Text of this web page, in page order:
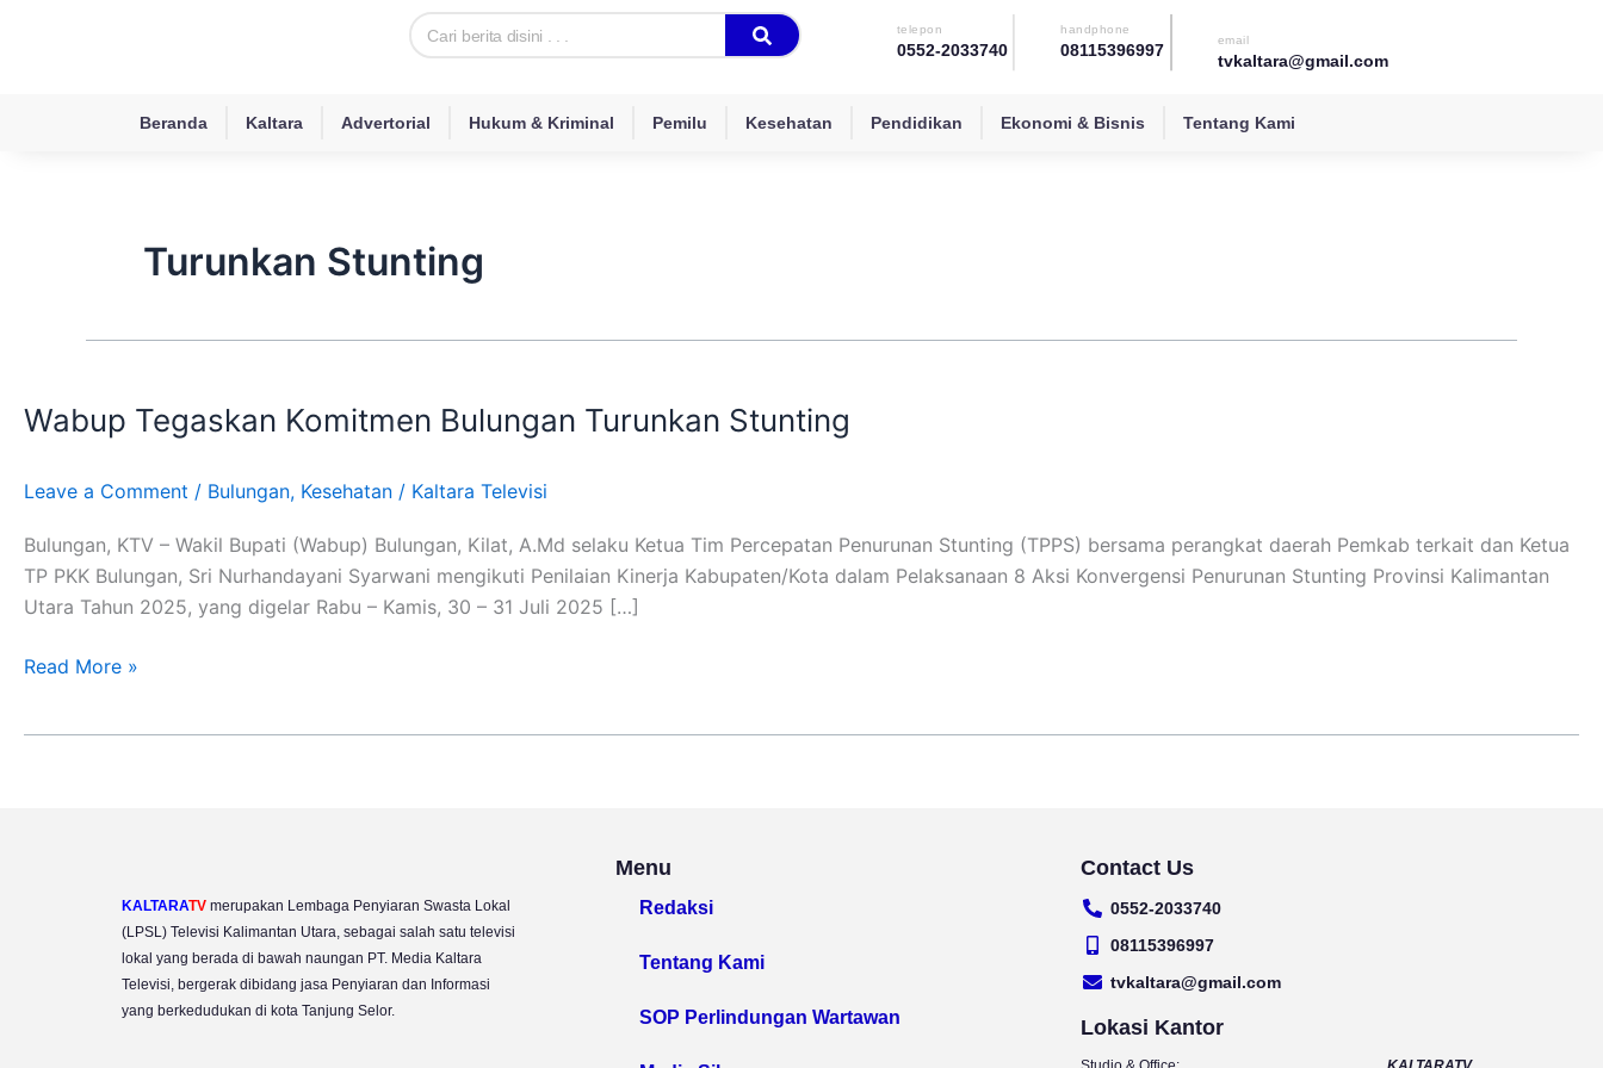
Search telepon
0552-2033740
handphone
08115396997
email
tvkaltara@gmail.com
Beranda Kaltara Advertorial Hukum & Kriminal Pemilu Kesehatan Pendidikan Ekonomi & Bisnis Tentang Kami
Turunkan Stunting
Wabup Tegaskan Komitmen Bulungan Turunkan Stunting
Leave a Comment / Bulungan, Kesehatan / Kaltara Televisi
Bulungan, KTV – Wakil Bupati (Wabup) Bulungan, Kilat, A.Md selaku Ketua Tim Percepatan Penurunan Stunting (TPPS) bersama perangkat daerah Pemkab terkait dan Ketua
TP PKK Bulungan, Sri Nurhandayani Syarwani mengikuti Penilaian Kinerja Kabupaten/Kota dalam Pelaksanaan 8 Aksi Konvergensi Penurunan Stunting Provinsi Kalimantan
Utara Tahun 2025, yang digelar Rabu – Kamis, 30 – 31 Juli 2025 […]
Komitmen
Turunkan
Read More »
KALTARATV merupakan Lembaga Penyiaran Swasta Lokal
(LPSL) Televisi Kalimantan Utara, sebagai salah satu televisi
lokal yang berada di bawah naungan PT. Media Kaltara
Televisi, bergerak dibidang jasa Penyiaran dan Informasi
yang berkedudukan di kota Tanjung Selor.
Menu
Redaksi
Tentang Kami
SOP Perlindungan Wartawan
Contact Us
0552-2033740
08115396997
tvkaltara@gmail.com
Lokasi Kantor